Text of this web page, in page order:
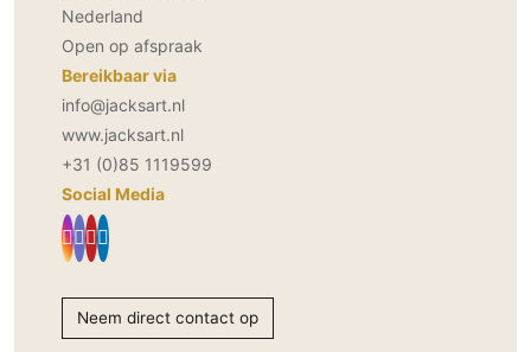
Schilderwerk
Stucwerk
Spuitwerk
Technologie
Audio/Video
Thuisbioscoop
Domotica
Fitnessapparatuur
Nederland
Open op afspraak
Bereikbaar via
info@jacksart.nl
www.jacksart.nl
+31 (0)85 1119599
Social Media
Neem direct contact op